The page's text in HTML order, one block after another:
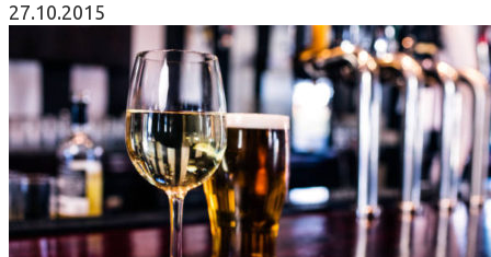
27.10.2015